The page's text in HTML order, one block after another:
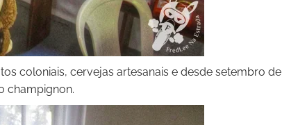
coloniais, cervejas artesanais e desde setembro de
champignon.